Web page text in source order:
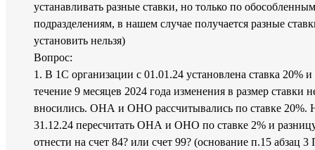
устанавливать разные ставки, но только по обособленным
подразделениям, в нашем случае получается разные
установить нельзя)
Вопрос:
1. В 1С организации с 01.01.24 установлена ставка 20% и
течение 9 месяцев 2024 года изменения в размер ставки
вносились. ОНА и ОНО рассчитывались по ставке 20%.
31.12.24 пересчитать ОНА и ОНО по ставке 2% и
отнести на счет 84? или счет 99? (основание п.15 абзац